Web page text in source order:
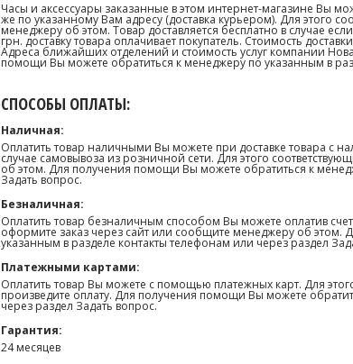
Часы и аксессуары заказанные в этом интернет-магазине Вы
же по указанному Вам адресу (доставка курьером). Для этого
менеджеру об этом. Товар доставляется бесплатно в случае
грн. доставку товара оплачивает покупатель. Стоимость
Адреса ближайших отделений и стоимость услуг компании
помощи Вы можете обратиться к менеджеру по указанным в
СПОСОБЫ ОПЛАТЫ:
Наличная:
Оплатить товар наличными Вы можете при доставке товара с
случае самовывоза из розничной сети. Для этого
об этом. Для получения помощи Вы можете обратиться к
Задать вопрос.
Безналичная:
Оплатить товар безналичным способом Вы можете оплатив
оформите заказ через сайт или сообщите менеджеру об
указанным в разделе контакты телефонам или через раздел
Платежными картами:
Оплатить товар Вы можете с помощью платежных карт. Для
произведите оплату. Для получения помощи Вы можете
через раздел Задать вопрос.
Гарантия:
24 месяцев